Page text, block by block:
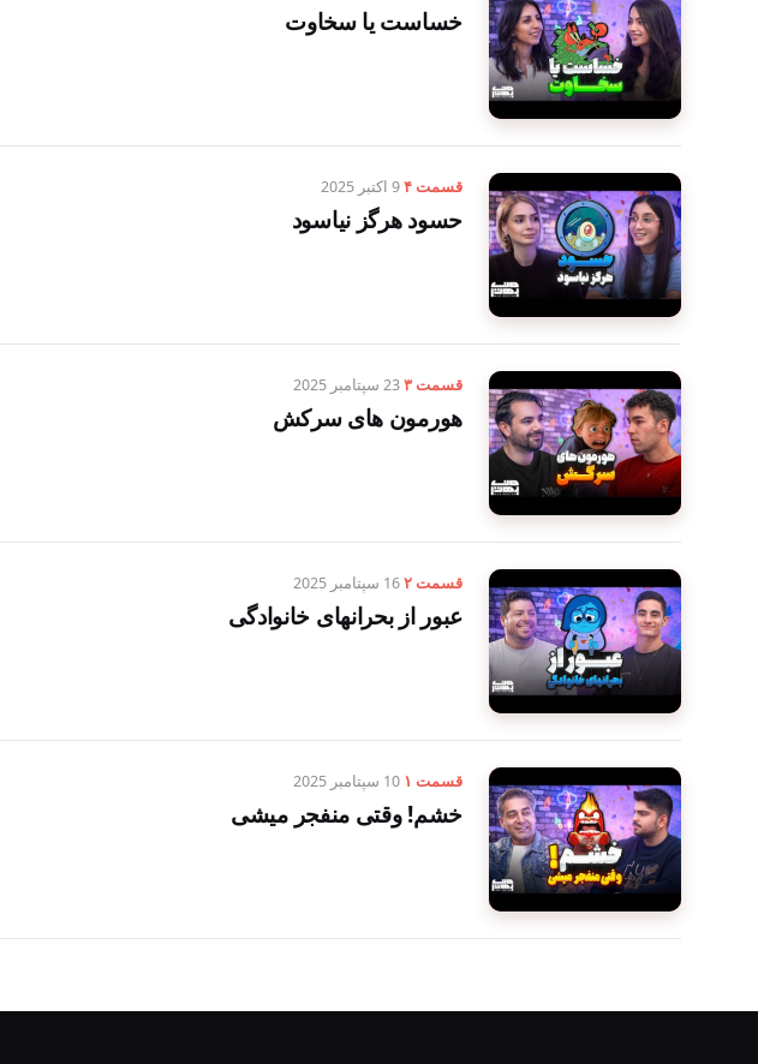
خساست یا سخاوت
قسمت ۴ 9 اکتبر 2025
حسود هرگز نیاسود
قسمت ۳ 23 سپتامبر 2025
هورمون های سرکش
قسمت ۲ 16 سپتامبر 2025
عبور از بحرانهای خانوادگی
قسمت ۱ 10 سپتامبر 2025
خشم! وقتی منفجر میشی